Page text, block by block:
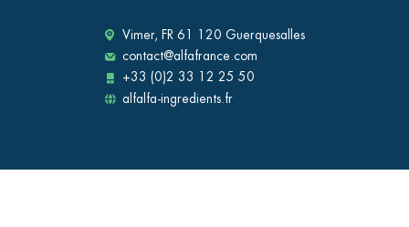
Vimer, FR 61 120 Guerquesalles
contact@alfafrance.com
+33 (0)2 33 12 25 50
alfalfa-ingredients.fr